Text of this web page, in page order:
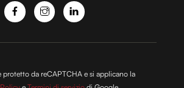
che hai fornito loro o che hanno
dei loro servizi.
protetto da reCAPTCHA e si applicano la